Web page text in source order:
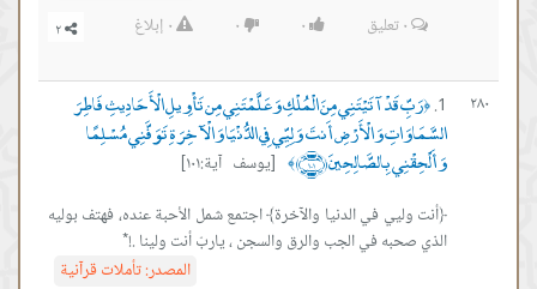
٠تعليق ٠ ٠ ٠ إبلاغ
٢٨٠ ﴿رَبِّ قَدْ آتَيْتَنِي مِنَ الْمُلْكِ وَعَلَّمْتَنِي مِن تَأْوِيلِ الْأَحَادِيثِ فَاطِرَ
السَّمَاوَاتِ وَالْأَرْضِ أَنتَ وَلِيِّي فِي الدُّنْيَا وَالْآخِرَةِ تَوَفَّنِي مُسْلِمًا
وَأَلْحِقْنِي بِالصَّالِحِينَ ﴿١٠١﴾ ﴾
[يوسف آية:١٠١]
﴿أنت وليي في الدنيا والآخرة﴾ اجتمع شمل الأحبة عنده، فهتف بوليه
الذي صحبه في الجب والرق والسجن ، ياربّ أنت ولينا .!*
المصدر:تأملات قرآنية